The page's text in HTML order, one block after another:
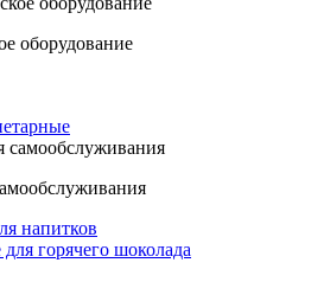
оборудование
напитков
горячего шоколада